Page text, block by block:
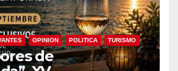
OPINION POLITICA TURISMO
de